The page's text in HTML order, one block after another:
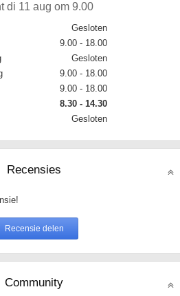
di 11 aug om 9.00
Gesloten
9.00 - 18.00
Gesloten
9.00 - 18.00
9.00 - 18.00
8.30 - 14.30
Gesloten
Recensies
Community